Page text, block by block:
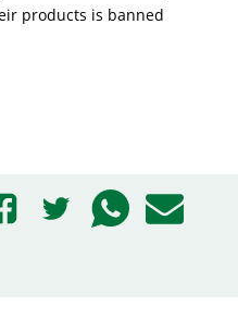
products is banned